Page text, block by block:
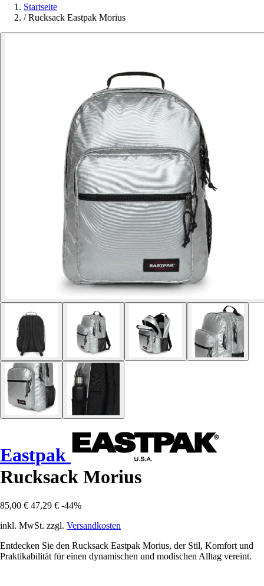
Startseite
/ Rucksack Eastpak Morius
Eastpak
Rucksack Morius
85,00 € 47,29 € -44%
inkl. MwSt. zzgl. Versandkosten
Entdecken Sie den Rucksack Eastpak Morius, der Stil, Komfort und
Praktikabilität für einen dynamischen und modischen Alltag vereint.